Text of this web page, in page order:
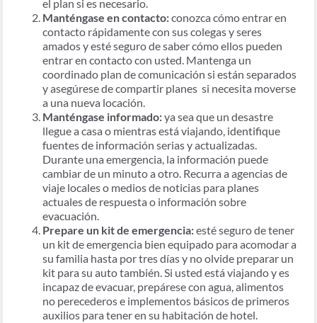
el plan si es necesario.
Manténgase en contacto:conozca cómo entrar en
contacto rápidamente con sus colegas y seres
amados y esté seguro de saber cómo ellos pueden
entrar en contacto con usted. Mantenga un
coordinado plan de comunicación si están separados
y asegúrese de compartir planes si necesita moverse
a una nueva locación.
Manténgase informado:ya sea que un desastre
llegue a casa o mientras está viajando, identifique
fuentes de información serias y actualizadas.
Durante una emergencia, la información puede
cambiar de un minuto a otro. Recurra a agencias de
viaje locales o medios de noticias para planes
actuales de respuesta o información sobre
evacuación.
Prepare un kit de emergencia:esté seguro de tener
un kit de emergencia bien equipado para acomodar a
su familia hasta por tres días y no olvide preparar un
kit para su auto también. Si usted está viajando y es
incapaz de evacuar, prepárese con agua, alimentos
no perecederos e implementos básicos de primeros
auxilios para tener en su habitación de hotel.